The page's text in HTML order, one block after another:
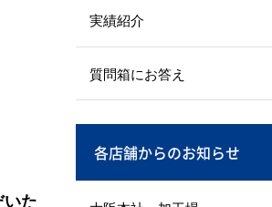
いた
実績紹介
質問箱にお答え
各店舗からのお知らせ